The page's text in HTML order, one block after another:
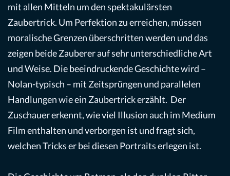
mit allen Mitteln um den spektakulärsten
Zaubertrick. Um Perfektion zu erreichen, müssen
moralische Grenzen überschritten werden und das
zeigen beide Zauberer auf sehr unterschiedliche Art
und Weise. Die beeindruckende Geschichte wird –
Nolan-typisch – mit Zeitsprüngen und parallelen
Handlungen wie ein Zaubertrick erzählt. Der
Zuschauer erkennt, wie viel Illusion auch im Medium
Film enthalten und verborgen ist und fragt sich,
welchen Tricks er bei diesen Portraits erlegen ist.